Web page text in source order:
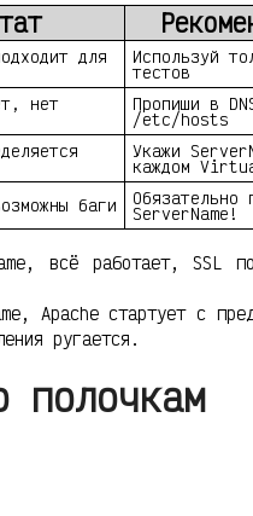
для Используй
тестов
нет Пропиши в
/etc/hosts
Укажи
каждом
баги Обязательно
ServerName!
всё работает, SSL
Apache стартует с
ругается.
полочкам